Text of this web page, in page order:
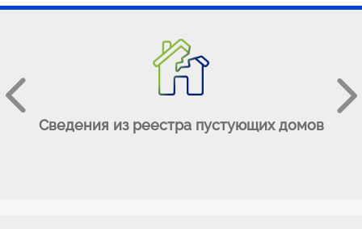
Сведения из реестра пустующих домов